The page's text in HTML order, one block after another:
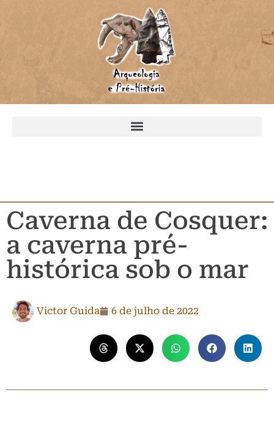
Caverna de Cosquer:
a caverna pré-
histórica sob o mar
Victor Guida 6 de julho de 2022